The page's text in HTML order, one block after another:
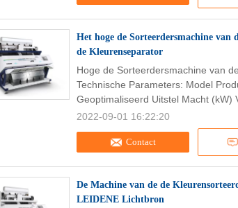
Het hoge de Sorteerdersmachine
de Kleurenseparator
Contact
Hoge de Sorteerdersmachine van
Technische Parameters: Model
Geoptimaliseerd Uitstel Macht (kW)
2022-09-01 16:22:20
De Machine van de de
LEIDENE Lichtbron